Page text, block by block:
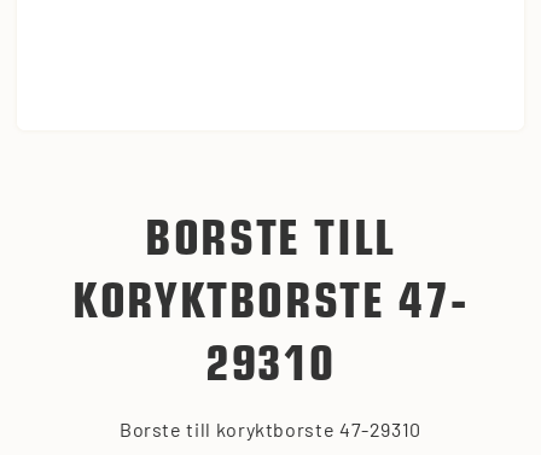
BORSTE TILL
KORYKTBORSTE 47-
29310
Borste till koryktborste 47-29310